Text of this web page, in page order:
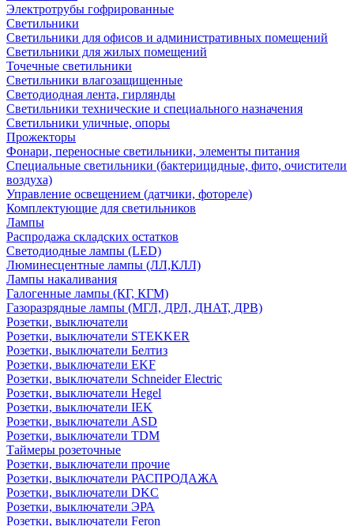
Электротрубы гофрированные
Светильники
Светильники для офисов и административных помещений
Светильники для жилых помещений
Точечные светильники
Светильники влагозащищенные
Светодиодная лента, гирлянды
Светильники технические и специального назначения
Светильники уличные, опоры
Прожекторы
Фонари, переносные светильники, элементы питания
Специальные светильники (бактерицидные, фито, очистители
воздуха)
Управление освещением (датчики, фотореле)
Комплектующие для светильников
Лампы
Распродажа складских остатков
Светодиодные лампы (LED)
Люминесцентные лампы (ЛЛ,КЛЛ)
Лампы накаливания
Галогенные лампы (КГ, КГМ)
Газоразрядные лампы (МГЛ, ДРЛ, ДНАТ, ДРВ)
Розетки, выключатели
Розетки, выключатели STEKKER
Розетки, выключатели Белтиз
Розетки, выключатели EKF
Розетки, выключатели Schneider Electric
Розетки, выключатели Hegel
Розетки, выключатели IEK
Розетки, выключатели ASD
Розетки, выключатели TDM
Таймеры розеточные
Розетки, выключатели прочие
Розетки, выключатели РАСПРОДАЖА
Розетки, выключатели DKC
Розетки, выключатели ЭРА
Розетки, выключатели Feron